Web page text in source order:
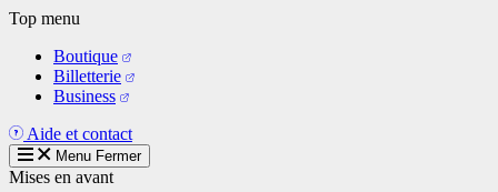
Aller
contenu
principal
Top menu
Boutique
Billetterie
Business
Aide et contact
Menu Fermer
Mises en avant